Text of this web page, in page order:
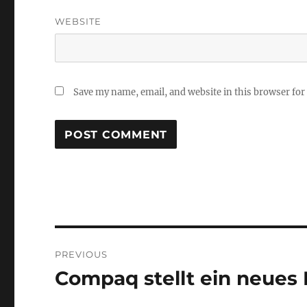
WEBSITE
Save my name, email, and website in this browser
navigation
PREVIOUS
Previous
Compaq stellt ein neues